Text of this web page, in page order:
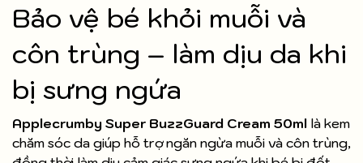
Bảo vệ bé khỏi muỗi và
côn trùng – làm dịu da khi
bị sưng ngứa
Applecrumby Super BuzzGuard Cream 50ml là kem
chăm sóc da giúp hỗ trợ ngăn ngừa muỗi và côn trùng,